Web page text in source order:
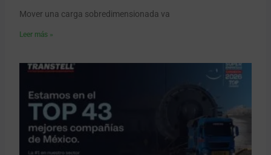
Mover una carga sobredimensionada va
Leer más »